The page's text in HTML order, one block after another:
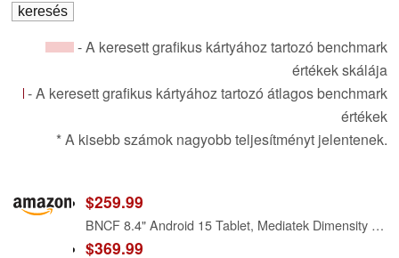
- A keresett grafikus kártyához tartozó benchmark
értékek skálája
- A keresett grafikus kártyához tartozó átlagos benchmark
értékek
* A kisebb számok nagyobb teljesítményt jelentenek.
$259.99
BNCF 8.4" Android 15 Tablet, Mediatek Dimensity 7300 Octa-Core, 20(8+12)GB+256GB+2TB, 90Hz 1920×1200 FHD, 4G & WiFi 6E, Quad-GPS & BT5.4, 20MP Dual Camera, 6050mAh Bpad Mini Ultra with Protective Case
$369.99